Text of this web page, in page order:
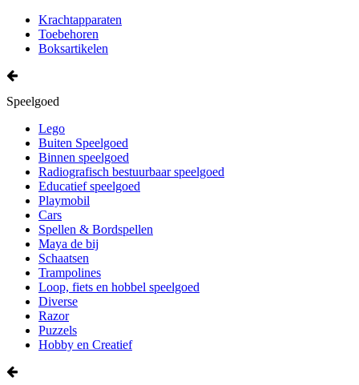
Krachtapparaten
Toebehoren
Boksartikelen
Speelgoed
Lego
Buiten Speelgoed
Binnen speelgoed
Radiografisch bestuurbaar speelgoed
Educatief speelgoed
Playmobil
Cars
Spellen & Bordspellen
Maya de bij
Schaatsen
Trampolines
Loop, fiets en hobbel speelgoed
Diverse
Razor
Puzzels
Hobby en Creatief